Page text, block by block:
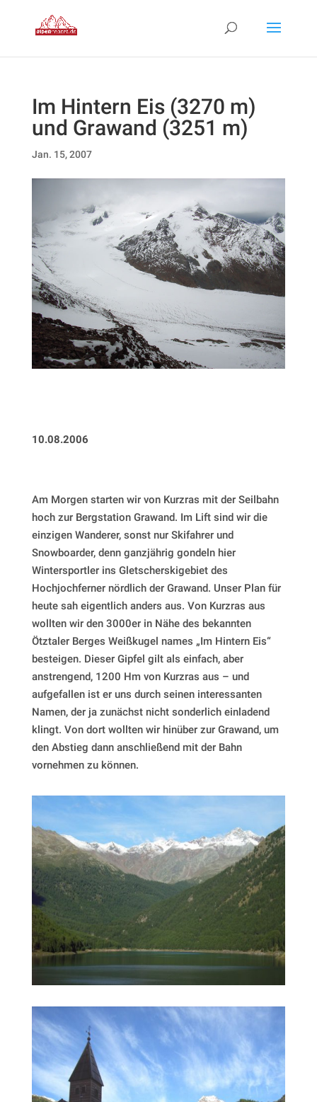
Im Hintern Eis (3270 m)
und Grawand (3251 m)
Jan. 15, 2007
10.08.2006
Am Morgen starten wir von Kurzras mit der Seilbahn
hoch zur Bergstation Grawand. Im Lift sind wir die
einzigen Wanderer, sonst nur Skifahrer und
Snowboarder, denn ganzjährig gondeln hier
Wintersportler ins Gletscherskigebiet des
Hochjochferner nördlich der Grawand. Unser Plan für
heute sah eigentlich anders aus. Von Kurzras aus
wollten wir den 3000er in Nähe des bekannten
Ötztaler Berges Weißkugel names „Im Hintern Eis“
besteigen. Dieser Gipfel gilt als einfach, aber
anstrengend, 1200 Hm von Kurzras aus – und
aufgefallen ist er uns durch seinen interessanten
Namen, der ja zunächst nicht sonderlich einladend
klingt. Von dort wollten wir hinüber zur Grawand, um
den Abstieg dann anschließend mit der Bahn
vornehmen zu können.